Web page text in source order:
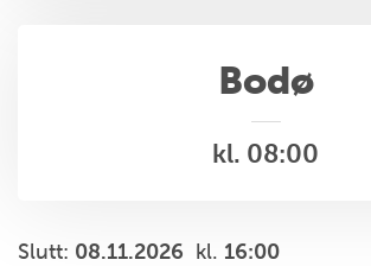
Bodø
kl. 08:00
Slutt: 08.11.2026 kl. 16:00